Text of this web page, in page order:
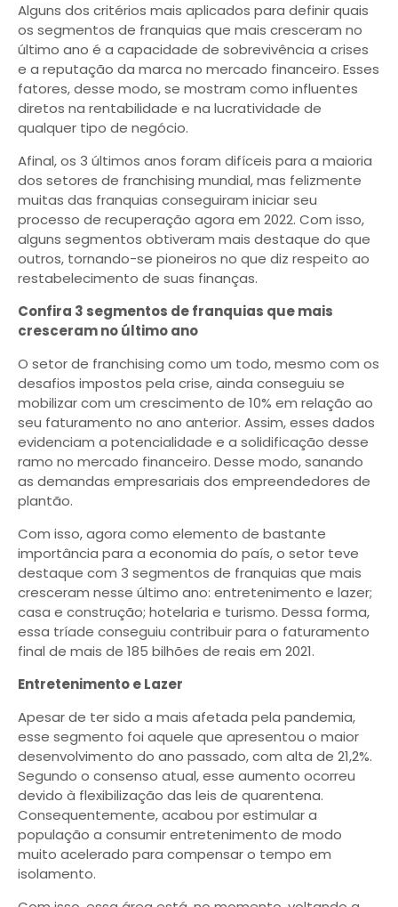
Alguns dos critérios mais aplicados para definir quais
os segmentos de franquias que mais cresceram no
último ano é a capacidade de sobrevivência a crises
e a reputação da marca no mercado financeiro. Esses
fatores, desse modo, se mostram como influentes
diretos na rentabilidade e na lucratividade de
qualquer tipo de negócio.
Afinal, os 3 últimos anos foram difíceis para a maioria
dos setores de franchising mundial, mas felizmente
muitas das franquias conseguiram iniciar seu
processo de recuperação agora em 2022. Com isso,
alguns segmentos obtiveram mais destaque do que
outros, tornando-se pioneiros no que diz respeito ao
restabelecimento de suas finanças.
Confira 3 segmentos de franquias que mais
cresceram no último ano
O setor de franchising como um todo, mesmo com os
desafios impostos pela crise, ainda conseguiu se
mobilizar com um crescimento de 10% em relação ao
seu faturamento no ano anterior. Assim, esses dados
evidenciam a potencialidade e a solidificação desse
ramo no mercado financeiro. Desse modo, sanando
as demandas empresariais dos empreendedores de
plantão.
Com isso, agora como elemento de bastante
importância para a economia do país, o setor teve
destaque com 3 segmentos de franquias que mais
cresceram nesse último ano: entretenimento e lazer;
casa e construção; hotelaria e turismo. Dessa forma,
essa tríade conseguiu contribuir para o faturamento
final de mais de 185 bilhões de reais em 2021.
Entretenimento e Lazer
Apesar de ter sido a mais afetada pela pandemia,
esse segmento foi aquele que apresentou o maior
desenvolvimento do ano passado, com alta de 21,2%.
Segundo o consenso atual, esse aumento ocorreu
devido à flexibilização das leis de quarentena.
Consequentemente, acabou por estimular a
população a consumir entretenimento de modo
muito acelerado para compensar o tempo em
isolamento.